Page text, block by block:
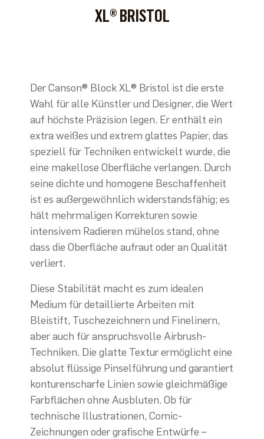
XL® BRISTOL
Der Canson® Block XL® Bristol ist die erste
Wahl für alle Künstler und Designer, die Wert
auf höchste Präzision legen. Er enthält ein
extra weißes und extrem glattes Papier, das
speziell für Techniken entwickelt wurde, die
eine makellose Oberfläche verlangen. Durch
seine dichte und homogene Beschaffenheit
ist es außergewöhnlich widerstandsfähig; es
hält mehrmaligen Korrekturen sowie
intensivem Radieren mühelos stand, ohne
dass die Oberfläche aufraut oder an Qualität
verliert.
Diese Stabilität macht es zum idealen
Medium für detaillierte Arbeiten mit
Bleistift, Tuschezeichnern und Finelinern,
aber auch für anspruchsvolle Airbrush-
Techniken. Die glatte Textur ermöglicht eine
absolut flüssige Pinselführung und garantiert
konturenscharfe Linien sowie gleichmäßige
Farbflächen ohne Ausbluten. Ob für
technische Illustrationen, Comic-
Zeichnungen oder grafische Entwürfe –